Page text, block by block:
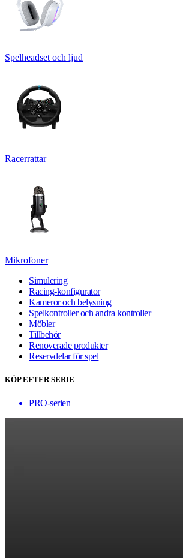
Spelheadset och ljud
Racerrattar
Mikrofoner
Simulering
Racing-konfigurator
Kameror och belysning
Spelkontroller och andra kontroller
Möbler
Tillbehör
Renoverade produkter
Reservdelar för spel
KÖP EFTER SERIE
PRO-serien